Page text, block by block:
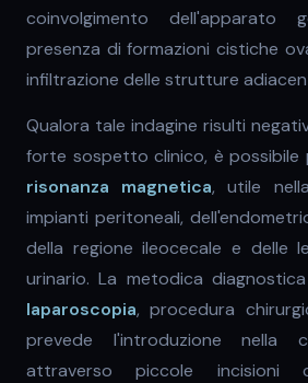
coinvolgimento dell'apparato
presenza di formazioni cistiche
infiltrazione delle strutture
Qualora tale indagine risulti
forte sospetto clinico, è possibile
risonanza magnetica, utile
impianti peritoneali,
della regione ileocecale e delle
urinario. La metodica
laparoscopia, procedura
prevede l'introduzione nella
attraverso piccole incisioni